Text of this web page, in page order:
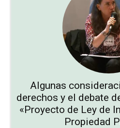
Algunas
derechos y el debate
«Proyecto de Ley de
Propiedad